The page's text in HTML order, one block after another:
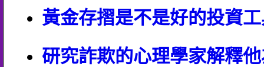
黃金存摺是不是好的投資
研究詐欺的心理學家解釋